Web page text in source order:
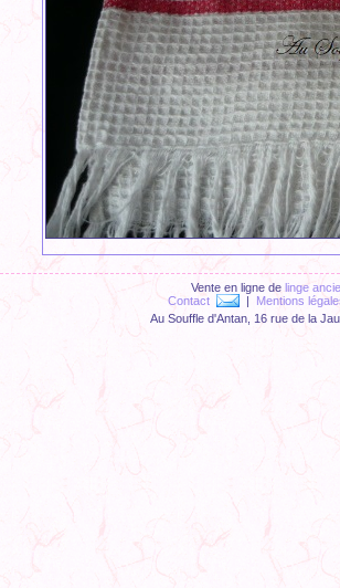
Vente en ligne delinge
Contact
| Mentions
Au Souffle d'Antan, 16 rue de la